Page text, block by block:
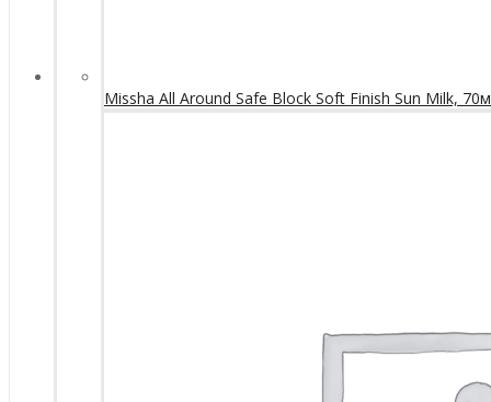
Missha All Around Safe Block Soft Finish Sun Milk,